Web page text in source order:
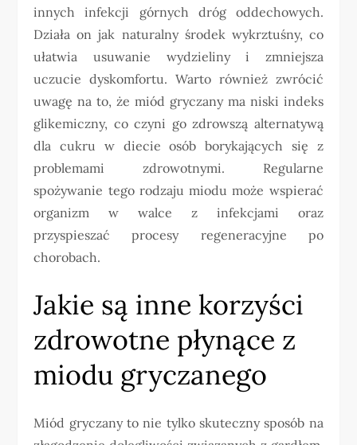
innych infekcji górnych dróg oddechowych.
Działa on jak naturalny środek wykrztuśny, co
ułatwia usuwanie wydzieliny i zmniejsza
uczucie dyskomfortu. Warto również zwrócić
uwagę na to, że miód gryczany ma niski indeks
glikemiczny, co czyni go zdrowszą alternatywą
dla cukru w diecie osób borykających się z
problemami zdrowotnymi. Regularne
spożywanie tego rodzaju miodu może wspierać
organizm w walce z infekcjami oraz
przyspieszać procesy regeneracyjne po
chorobach.
Jakie są inne korzyści
zdrowotne płynące z
miodu gryczanego
Miód gryczany to nie tylko skuteczny sposób na